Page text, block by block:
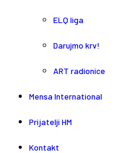
ELQ liga
Darujmo krv!
ART radionice
Mensa International
Prijatelji HM
Kontakt